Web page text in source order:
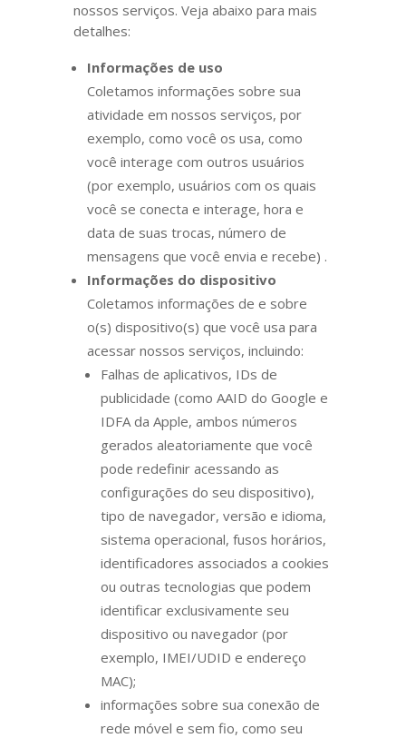
nossos serviços. Veja abaixo para mais
detalhes:
Informações de uso
Coletamos informações sobre sua
atividade em nossos serviços, por
exemplo, como você os usa, como
você interage com outros usuários
(por exemplo, usuários com os quais
você se conecta e interage, hora e
data de suas trocas, número de
mensagens que você envia e recebe) .
Informações do dispositivo
Coletamos informações de e sobre
o(s) dispositivo(s) que você usa para
acessar nossos serviços, incluindo:
Falhas de aplicativos, IDs de
publicidade (como AAID do Google e
IDFA da Apple, ambos números
gerados aleatoriamente que você
pode redefinir acessando as
configurações do seu dispositivo),
tipo de navegador, versão e idioma,
sistema operacional, fusos horários,
identificadores associados a cookies
ou outras tecnologias que podem
identificar exclusivamente seu
dispositivo ou navegador (por
exemplo, IMEI/UDID e endereço
MAC);
informações sobre sua conexão de
rede móvel e sem fio, como seu